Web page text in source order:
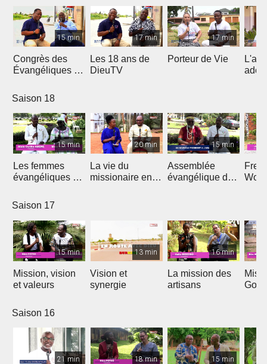
15 min
Congrès des
Évangéliques de
Francophone
17 min
Les 18 ans de
DieuTV
17 min
Porteur de Vie
ados
Saison 18
15 min
Les femmes
évangéliques du
20 min
La vie du
missionaire en
15 min
Assemblée
évangélique de
Free
Saison 17
15 min
Mission, vision
et valeurs
13 min
Vision et
synergie
16 min
La mission des
artisans
Saison 16
21 min 18 min 15 min